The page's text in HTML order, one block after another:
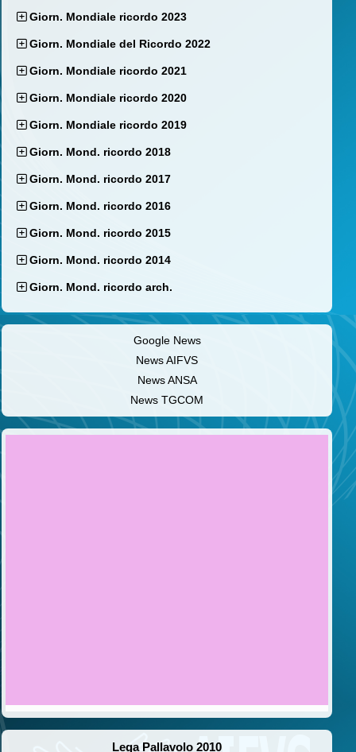
Giorn. Mondiale ricordo 2023
Giorn. Mondiale del Ricordo 2022
Giorn. Mondiale ricordo 2021
Giorn. Mondiale ricordo 2020
Giorn. Mondiale ricordo 2019
Giorn. Mond. ricordo 2018
Giorn. Mond. ricordo 2017
Giorn. Mond. ricordo 2016
Giorn. Mond. ricordo 2015
Giorn. Mond. ricordo 2014
Giorn. Mond. ricordo arch.
Google News
News AIFVS
News ANSA
News TGCOM
Lega Pallavolo 2010